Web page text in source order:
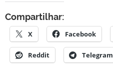
Compartilhar:
X Facebook
Reddit Telegram